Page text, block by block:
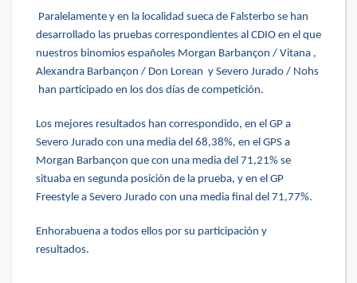
Paralelamente y en la localidad sueca de Falsterbo se han
desarrollado las pruebas correspondientes al CDIO en el que
nuestros binomios españoles Morgan Barbançon / Vitana ,
Alexandra Barbançon / Don Lorean y Severo Jurado / Nohs
han participado en los dos días de competición.
Los mejores resultados han correspondido, en el GP a
Severo Jurado con una media del 68,38%, en el GPS a
Morgan Barbançon que con una media del 71,21% se
situaba en segunda posición de la prueba, y en el GP
Freestyle a Severo Jurado con una media final del 71,77%.
Enhorabuena a todos ellos por su participación y
resultados.